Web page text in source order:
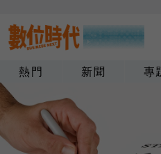
熱門 新聞 專